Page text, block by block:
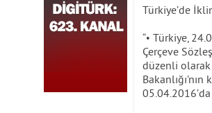
Türkiye’de
“• Türkiye,
Çerçeve
düzenli olarak